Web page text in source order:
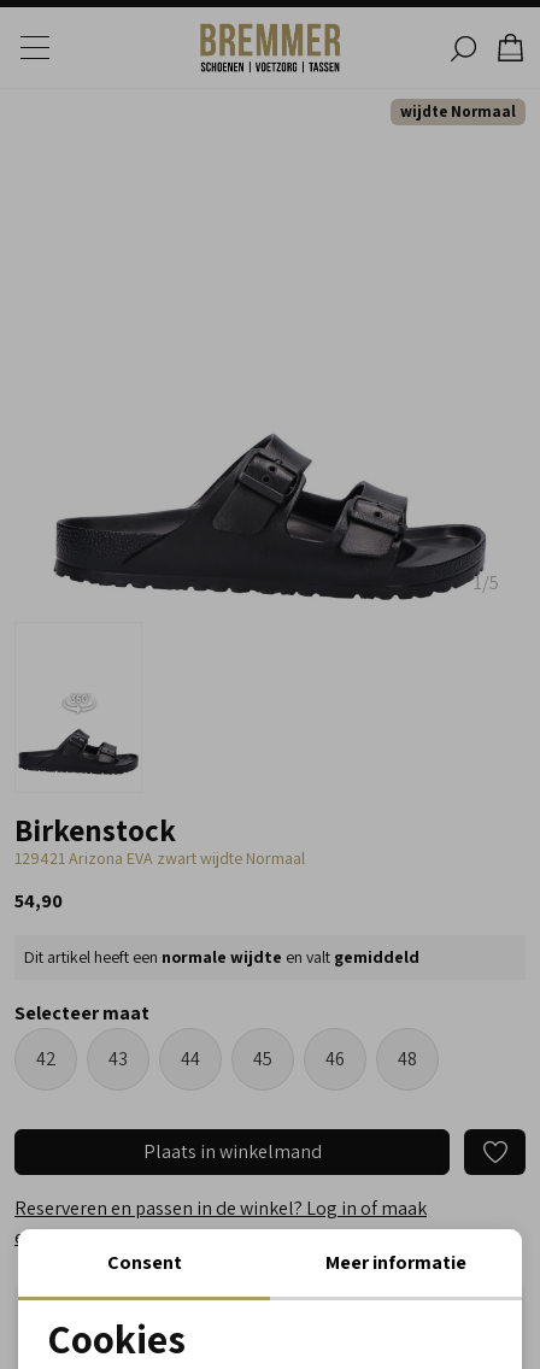
1/5
wijdte Normaal
Birkenstock
129421 Arizona EVA zwart wijdte Normaal
54,90
Dit artikel heeft een normale wijdte en valt gemiddeld
Selecteer maat
42
43 44 45 46 48
Plaats in winkelmand
Reserveren en passen in de winkel? Log in of maak
een account aan.
Nu besteld, dinsdag in huis!
Vragen? Wij helpen u graag! Whatsapp of bel ons
Noodzakelijke cookies
Consent Meer informatie
Cookies